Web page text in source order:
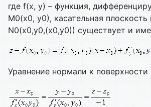
где f(x, y) – функция,
М0(х0, у0), касательная плоскость
N0(x0,y0,(x0,y0)) существует и
Уравнение нормали к поверхности